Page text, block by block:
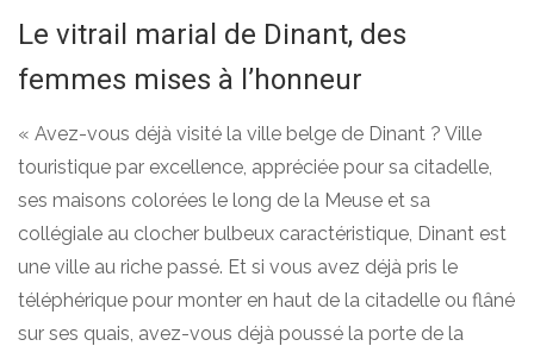
Le vitrail marial de Dinant, des
femmes mises à l’honneur
« Avez-vous déjà visité la ville belge de Dinant ? Ville
touristique par excellence, appréciée pour sa citadelle,
ses maisons colorées le long de la Meuse et sa
collégiale au clocher bulbeux caractéristique, Dinant est
une ville au riche passé. Et si vous avez déjà pris le
téléphérique pour monter en haut de la citadelle ou flâné
sur ses quais, avez-vous déjà poussé la porte de la